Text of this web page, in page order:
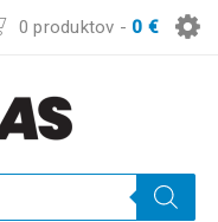
0 produktov - 0 €